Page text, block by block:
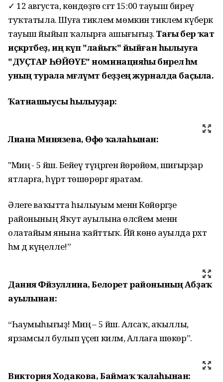
✓ 12 августа, көндөҙгө сәғәт 15:00 тауыш биреү
туҡтатыла. Шуға тиклем мөмкин тиклем күберәк
тауыш йыйып ҡалырға ашығығыҙ. Тағы бер ҡат
иҫкәртәбеҙ, иң күп "лайыҡ" йыйған һылыуға
"ДУҪТАР ҺӨЙӨҮЕ" номинацияһы бирелә һәм
уның турала мәғлүмәт беҙҙең журналда баҫыла.
Ҡатнашыусы һылыуҙар:
Лиана Минязева, Өфө ҡалаһынан:
"Миңә - 5 йәш. Бейеү түңәрәгенә йөрөйөм, шиғырҙар
ятларға, һүрәт төшөрөргә яратам.
Әлеге ваҡытта һылыуым менән Көйөргәҙе
районының Яҡут ауылына өләсәйем менән
олатайым янына ҡайттыҡ. Йәй көнө ауылда рәхәт
һәм дә күңелле!”
Дания Фәйзуллина, Белорет районының Абҙаҡ
ауылынан:
“Һаумыһығыҙ! Миңә – 5 йәш. Алсаҡ, аҡыллы,
ярзамсыл булып үҫеп киләм, Аллаға шөкөр”.
Виктория Ходакова, Баймаҡ ҡалаһынан: